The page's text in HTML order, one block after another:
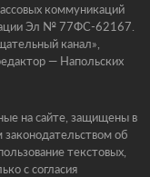
коммуникаций
Эл № 77ФС-62167.
канал»,
— Напольских
на сайте, защищены в
об
текстовых,
с согласия